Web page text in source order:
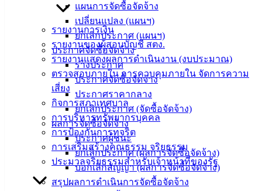
แผนการจัดซื้อจัดจ้าง
เปลี่ยนแปลง (แผนฯ)
ยกเลิกประกาศ (แผนฯ)
ประกาศจัดซื้อจัดจ้าง
ร่างประกาศ
ประกาศจัดซื้อจัดจ้าง
ประกาศราคากลาง
ยกเลิกประกาศ (จัดซื้อจัดจ้าง)
ผลการจัดซื้อจัดจ้าง
ประกาศผู้ชนะ
ยกเลิกประกาศ (ผลการจัดซื้อจัดจ้าง)
บอกเลิกสัญญา (ผลการจัดซื้อจัดจ้าง)
สรุปผลการดำเนินการจัดซื้อจัดจ้าง
รายงานการเงิน
รายงานของผู้สอบบัญชี สตง.
รายงานแสดงผลการดำเนินงาน (งบประมาณ)
ตรวจสอบภายใน การควบคุมภายใน จัดการความ
เสี่ยง
กิจการสภาเทศบาล
การบริหารทรัพยากรบุคคล
การป้องกันการทุจริต
การเสริมสร้างคุณธรรม จริยธรรม
ประมวลจริยธรรมสำหรับเจ้าหน้าที่ของรัฐ
ประชาชน/
คู่มือการ
ปฏิบัติ
งาน
ข่าวสาร
น่ารู้
ศุนย์
ข้อมูล
ข่าวสาร
อิเล็กทรอนิกส์
องค์